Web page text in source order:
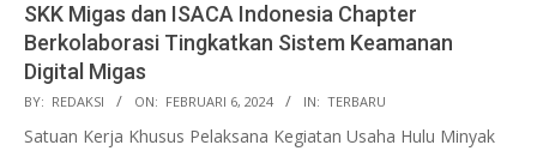
SKK Migas dan ISACA Indonesia Chapter
Berkolaborasi Tingkatkan Sistem Keamanan
Digital Migas
2024-
02-
BY: REDAKSI ON: FEBRUARI 6, 2024 IN: TERBARU
Satuan Kerja Khusus Pelaksana Kegiatan Usaha Hulu Minyak